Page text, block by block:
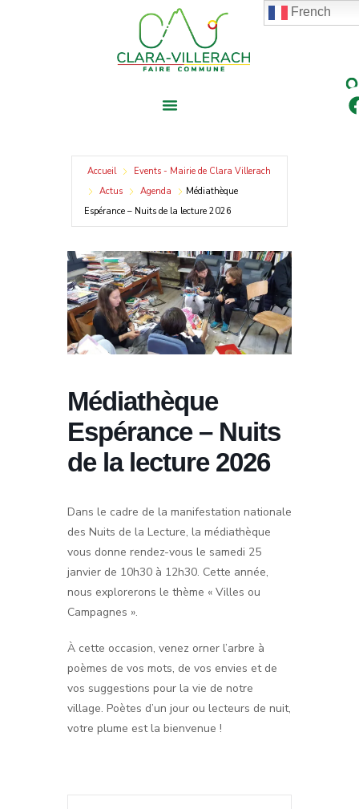
Accueil
Events - Mairie de Clara Villerach
Actus
Agenda
Médiathèque
Espérance – Nuits de la lecture 2026
Médiathèque
Espérance – Nuits
de la lecture 2026
Dans le cadre de la manifestation nationale
des Nuits de la Lecture, la médiathèque
vous donne rendez-vous le samedi 25
janvier de 10h30 à 12h30. Cette année,
nous explorerons le thème « Villes ou
Campagnes ».
​À cette occasion, venez orner l’arbre à
poèmes de vos mots, de vos envies et de
vos suggestions pour la vie de notre
village. Poètes d’un jour ou lecteurs de nuit,
votre plume est la bienvenue !
French